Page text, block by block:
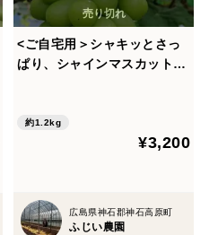
<ご自宅用＞シャキッとさっ
ぱり、シャインマスカット
約1.2kg
¥3,200
広島県神石郡神石高原町
ふじい農園